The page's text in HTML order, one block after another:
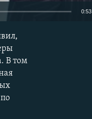
0:53
В том